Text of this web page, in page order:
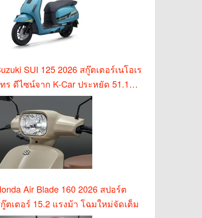
SUI 125 2026 สกู๊ตเตอร์เนโอเร
ร ดีไซน์จาก K-Car ประหยัด 51.1
./ล.
Air Blade 160 2026 สปอร์ต
ตเตอร์ 15.2 แรงม้า โฉมใหม่จัดเต็ม